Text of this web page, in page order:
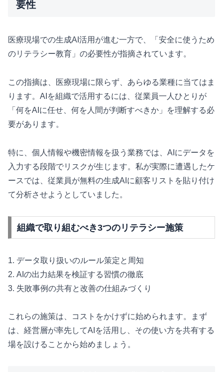
要性
医療現場での生成AI活用が進む一方で、「安全に使うため
のリテラシー教育」の必要性が指摘されています。
この指摘は、医療現場に限らず、あらゆる業種に当てはま
ります。AIを組織で活用するには、従業員一人ひとりが
「何をAIに任せ、何を人間が判断すべきか」を理解する必
要があります。
特に、個人情報や機密情報を扱う業務では、AIにデータを
入力する段階でリスクが生じます。私が実際に遭遇したケ
ースでは、従業員が無料の生成AIに顧客リストを貼り付け
て分析させようとしていました。
組織で取り組むべき3つのリテラシー施策
1. データ取り扱いのルール策定と周知
2. AIの出力結果を検証する習慣の徹底
3. 失敗事例の共有と改善の仕組みづくり
これらの施策は、コストをかけずに始められます。まず
は、経営層が率先してAIを活用し、その使い方を共有する
場を設けることから始めましょう。